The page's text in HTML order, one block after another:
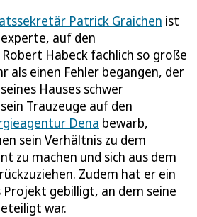
Patrick Graichen ist
auf den
Habeck fachlich so große
als einen Fehler begangen, der
Hauses schwer
Trauzeuge auf den
Dena bewarb,
sein Verhältnis zu dem
zu machen und sich aus dem
Zudem hat er ein
gebilligt, an dem seine
war.